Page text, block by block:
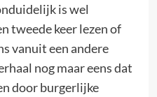
is wel
tweede keer lezen of
vanuit een andere
nog maar eens dat
door burgerlijke